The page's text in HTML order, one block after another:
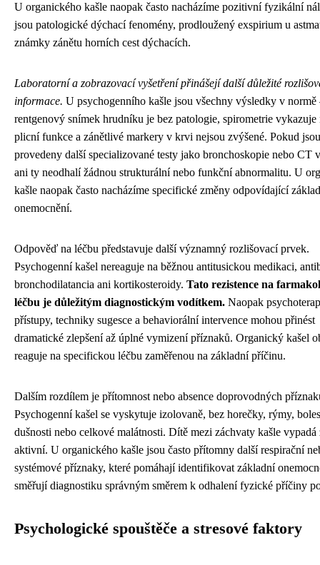
U organického kašle naopak často nacházíme pozitivní fyzikální
jsou patologické dýchací fenomény, prodloužený exspirium u
známky zánětu horních cest dýchacích.
Laboratorní a zobrazovací vyšetření přinášejí další důležité
informace. U psychogenního kašle jsou všechny výsledky v normě
rentgenový snímek hrudníku je bez patologie, spirometrie vykazuje
plicní funkce a zánětlivé markery v krvi nejsou zvýšené. Pokud jsou
provedeny další specializované testy jako bronchoskopie nebo CT
ani ty neodhalí žádnou strukturální nebo funkční abnormalitu. U
kašle naopak často nacházíme specifické změny odpovídající
onemocnění.
Odpověď na léčbu představuje další významný rozlišovací prvek.
Psychogenní kašel nereaguje na běžnou antitusickou medikaci,
bronchodilatancia ani kortikosteroidy. Tato rezistence na
léčbu je důležitým diagnostickým vodítkem. Naopak
přístupy, techniky sugesce a behaviorální intervence mohou přinést
dramatické zlepšení až úplné vymizení příznaků. Organický kašel
reaguje na specifickou léčbu zaměřenou na základní příčinu.
Dalším rozdílem je přítomnost nebo absence doprovodných
Psychogenní kašel se vyskytuje izolovaně, bez horečky, rýmy,
dušnosti nebo celkové malátnosti. Dítě mezi záchvaty kašle vypadá
aktivní. U organického kašle jsou často přítomny další respirační
systémové příznaky, které pomáhají identifikovat základní
směřují diagnostiku správným směrem k odhalení fyzické příčiny
Psychologické spouštěče a stresové faktory